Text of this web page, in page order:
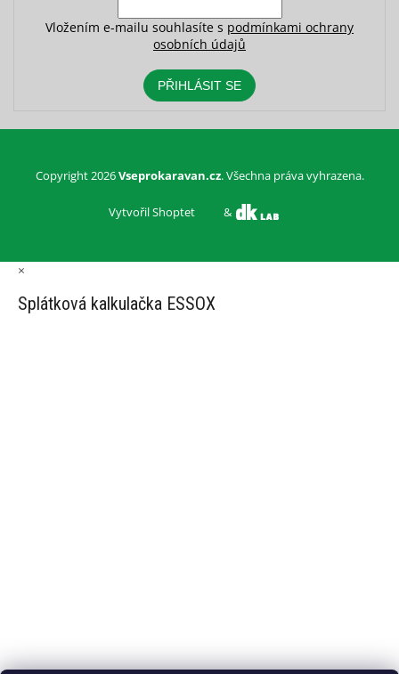
Vložením e-mailu souhlasíte s podmínkami ochrany
osobních údajů
PŘIHLÁSIT SE
Vytvořil Shoptet &
Copyright 2026Vseprokaravan.cz. Všechna práva vyhrazena.
×
Splátková kalkulačka ESSOX